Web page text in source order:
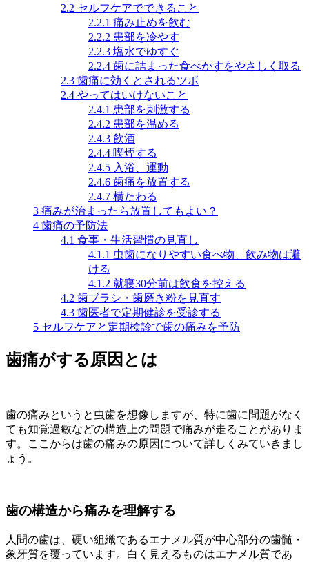
2.2 セルフケアでできること
2.2.1 痛み止めを飲む
2.2.2 患部を冷やす
2.2.3 塩水でゆすぐ
2.2.4 歯に詰まった食べかすをやさしく取る
2.3 歯痛に効くとされるツボ
2.4 やってはいけないこと
2.4.1 患部を刺激する
2.4.2 患部を温める
2.4.3 飲酒
2.4.4 喫煙する
2.4.5 入浴、運動
2.4.6 歯痛を放置する
2.4.7 横たわる
3 痛みが治まったら放置してもよい？
4 歯痛の予防法
4.1 食事・生活習慣の見直し
4.1.1 虫歯になりやすい食べ物、飲み物は避
ける
4.1.2 就寝30分前は飲食を控える
4.2 歯ブラシ・歯磨き粉を見直す
4.3 歯医者で定期健診を受診する
5 セルフケアと定期検診で歯の痛みを予防
歯痛がする原因とは
歯の痛みというと虫歯を想像しますが、特に歯に問題がなく
ても知覚過敏などの構造上の問題で痛みが走ることがありま
す。ここからは歯の痛みの原因について詳しくみていきまし
ょう。
歯の構造から痛みを理解する
人間の歯は、硬い組織であるエナメル質が中心部分の歯髄・
象牙質を覆っています。白く見えるものはエナメル質であ